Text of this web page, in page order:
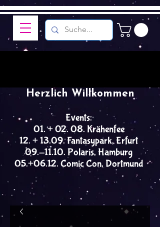
Events:
01. + 02. 08. Krähenfee
12. + 13.09. Fantasypark, Erfurt
09.-11.10. Polaris, Hamburg
05.+06.12. Comic Con, Dortmund
Herzlich Willkommen